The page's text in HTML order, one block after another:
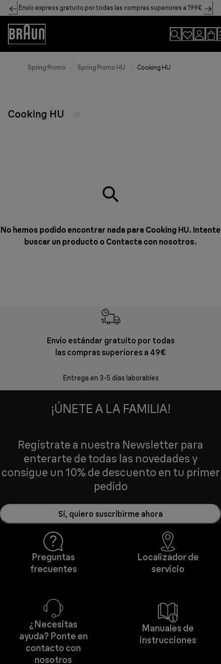
Skip
to
Content
Envío express gratuito por todas las compras superiores a 199€
Accessibility
Statement
Spring Promo Spring Promo HU Cooking HU
Cooking HU
No hemos podido encontrar nada para Cooking HU. Intente
buscar un producto o Contacta con nosotros.
Envío estándar gratuito por todas
las compras superiores a 49€
Entrega en 3-5 días laborables
¡ÚNETE A LA FAMILIA!
Regístrate a nuestra Newsletter para
enterarte de todas las novedades y
consigue un 10% de descuento en tu primer
pedido
Sí, quiero suscribirme ahora
Preguntas
frecuentes
Localizador de
servicio
¿Necesitas
ayuda? Ponte en
contacto con
nosotros
Manuales de
instrucciones